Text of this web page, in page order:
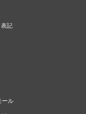
記
ール